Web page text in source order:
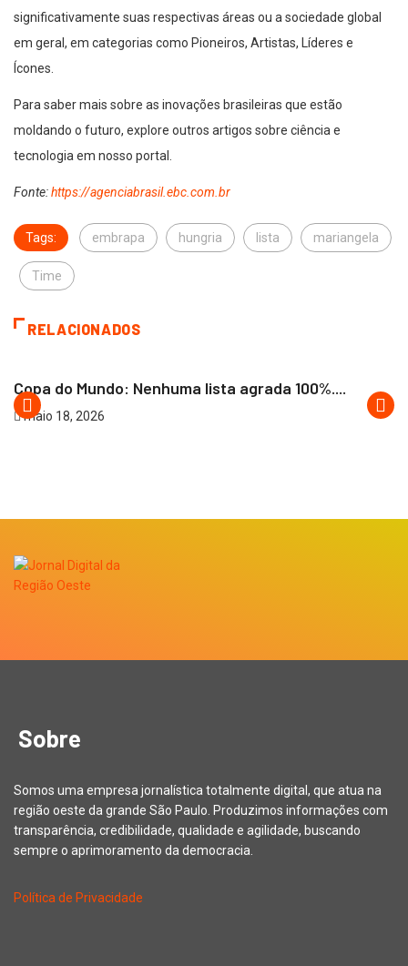
significativamente suas respectivas áreas ou a sociedade global
em geral, em categorias como Pioneiros, Artistas, Líderes e
Ícones.
Para saber mais sobre as inovações brasileiras que estão
moldando o futuro, explore outros artigos sobre ciência e
tecnologia em nosso portal.
Fonte:https://agenciabrasil.ebc.com.br
Tags: embrapa hungria lista mariangela
Time
RELACIONADOS
Copa do Mundo: Nenhuma lista agrada 100%....
maio 18, 2026
Sobre
Somos uma empresa jornalística totalmente digital, que atua na
região oeste da grande São Paulo. Produzimos informações com
transparência, credibilidade, qualidade e agilidade, buscando
sempre o aprimoramento da democracia.
Política de Privacidade